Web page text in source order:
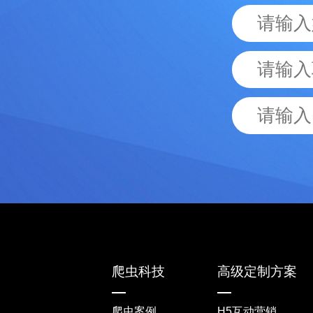
爬虫科技 高级定制方案